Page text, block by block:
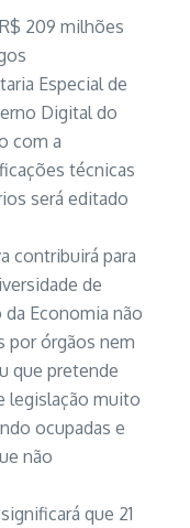
209 milhões
Especial de
Digital do
com a
técnicas
será editado
contribuirá para
de
Economia não
por órgãos nem
que pretende
legislação muito
ocupadas e
não
que 21